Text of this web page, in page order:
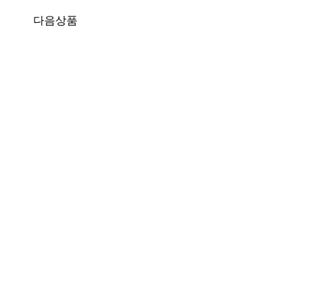
다음상품